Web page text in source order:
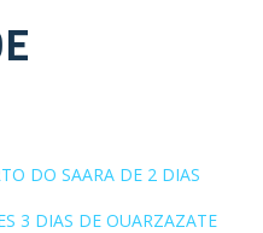
DO SAARA DE 2 DIAS
3 DIAS DE OUARZAZATE